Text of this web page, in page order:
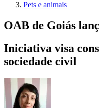
Pets e animais
OAB de Goiás
Iniciativa visa
sociedade civil